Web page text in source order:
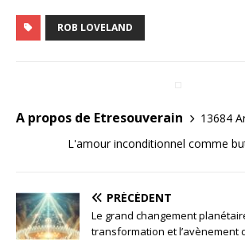
ROB LOVELAND
A propos de Etresouverain
13684
L'amour inconditionnel comme
PRÉCÉDENT
Le grand changement
transformation et l’avènement